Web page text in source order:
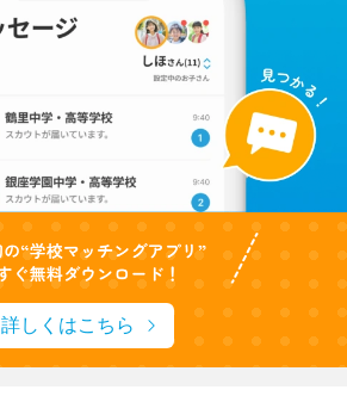
詳しくはこちら